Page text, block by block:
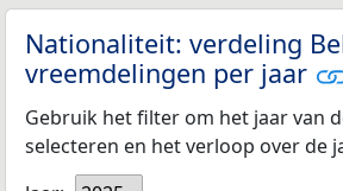
Nationaliteit: verdeling
vreemdelingen per jaar
Gebruik het filter om het jaar van
selecteren en het verloop over de